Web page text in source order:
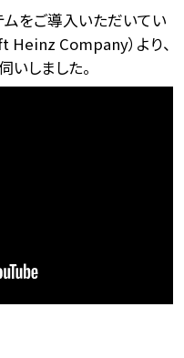
をご導入いただいてい
Heinz Company）より、
しました。